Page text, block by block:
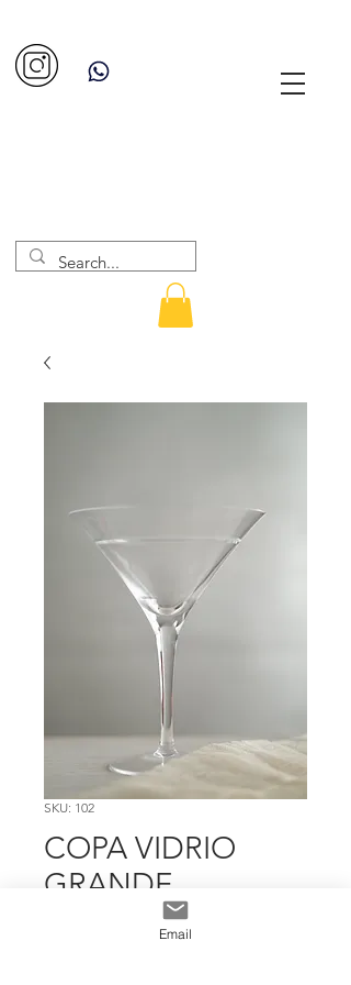
SKU: 102
COPA VIDRIO
GRANDE
TEXTURAEmail